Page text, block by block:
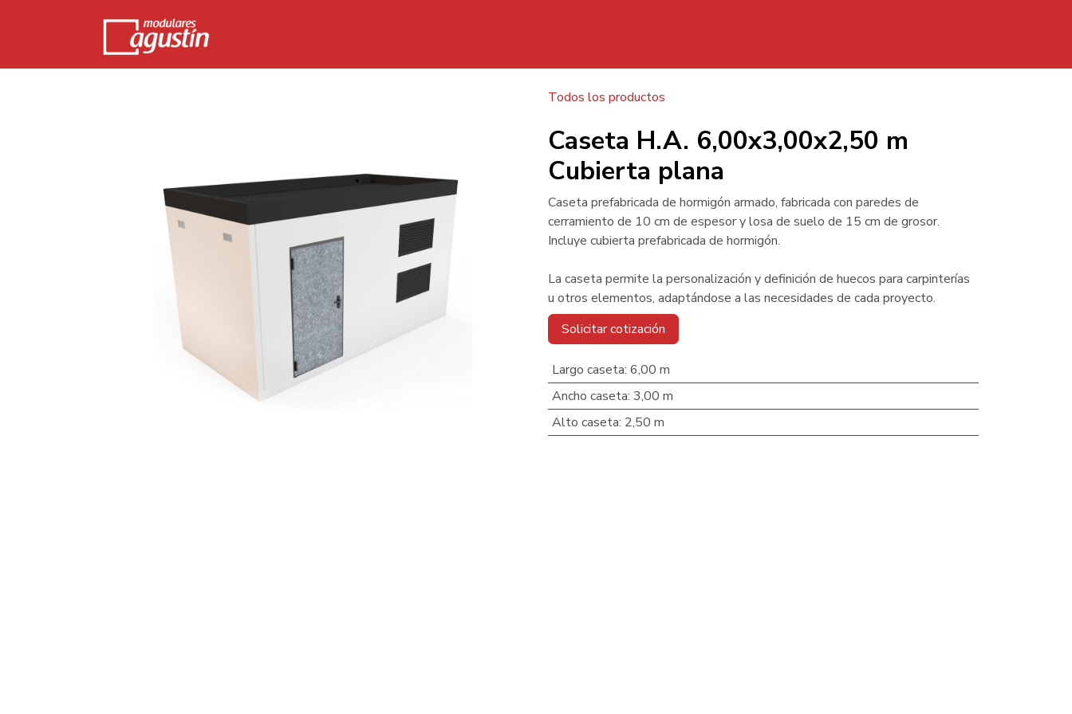
Todos los productos
Caseta H.A. 6,00x3,00x2,50 m
Cubierta plana
Caseta prefabricada de hormigón armado, fabricada con paredes de
cerramiento de 10 cm de espesor y losa de suelo de 15 cm de grosor.
Incluye cubierta prefabricada de hormigón.
La caseta permite la personalización y definición de huecos para carpinterías
u otros elementos, adaptándose a las necesidades de cada proyecto.
Solicitar cotización
Largo caseta: 6,00 m
Ancho caseta: 3,00 m
Alto caseta: 2,50 m